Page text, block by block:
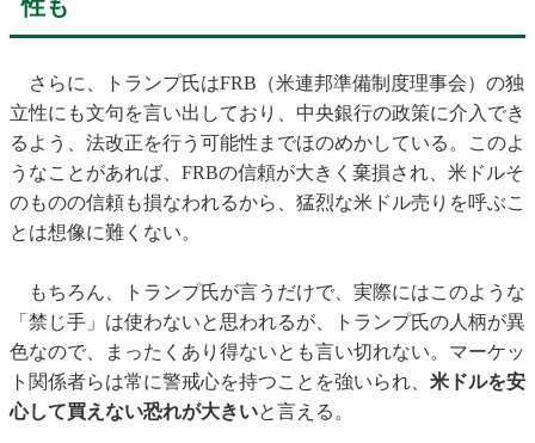
性も
さらに、トランプ氏はFRB（米連邦準備制度理事会）の独
立性にも文句を言い出しており、中央銀行の政策に介入でき
るよう、法改正を行う可能性までほのめかしている。このよ
うなことがあれば、FRBの信頼が大きく棄損され、米ドルそ
のものの信頼も損なわれるから、猛烈な米ドル売りを呼ぶこ
とは想像に難くない。
もちろん、トランプ氏が言うだけで、実際にはこのような
「禁じ手」は使わないと思われるが、トランプ氏の人柄が異
色なので、まったくあり得ないとも言い切れない。マーケッ
ト関係者らは常に警戒心を持つことを強いられ、 米ドルを安
心して買えない恐れが大きいと言える。